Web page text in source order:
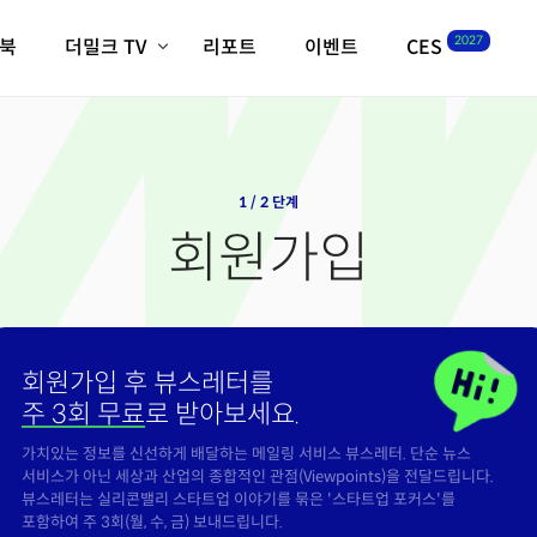
더밀크 TV
크리스의 뉴욕 시그널
밸리토크
리포트 이벤트 CES 2027
1 / 2 단계
회원가입
회원가입 후 뷰스레터를
주 3회 무료로 받아보세요.
가치있는 정보를 신선하게 배달하는 메일링 서비스 뷰스레터. 단순 뉴스
서비스가 아닌 세상과 산업의 종합적인 관점(Viewpoints)을 전달드립니다.
뷰스레터는 실리콘밸리 스타트업 이야기를 묶은 '스타트업 포커스'를
포함하여 주 3회(월, 수, 금) 보내드립니다.